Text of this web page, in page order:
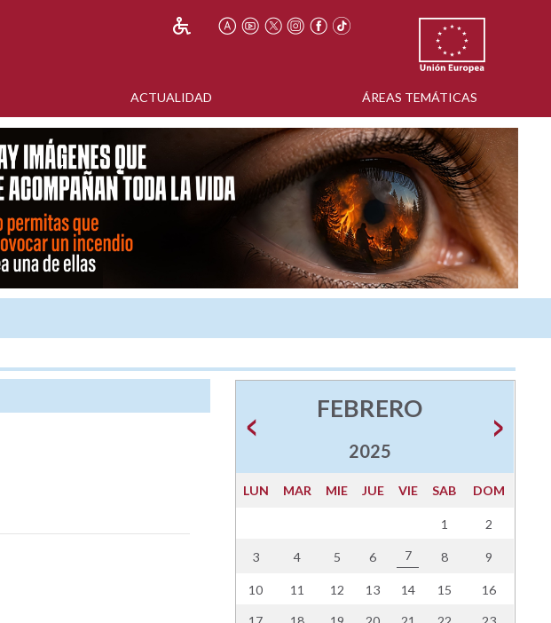
ACTUALIDAD ÁREAS TEMÁTICAS
FEBRERO
2025
LUN MAR MIE JUE VIE SAB DOM
1 2
3 4 5 6 7 8 9
10 11 12 13 14 15 16